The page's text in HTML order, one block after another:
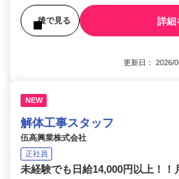
後で見る 詳細
更新日： 2026/
NEW
解体工事スタッフ
伍高興業株式会社
正社員
未経験でも日給14,000円以上！